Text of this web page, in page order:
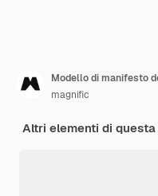
magnific
Altri elementi di